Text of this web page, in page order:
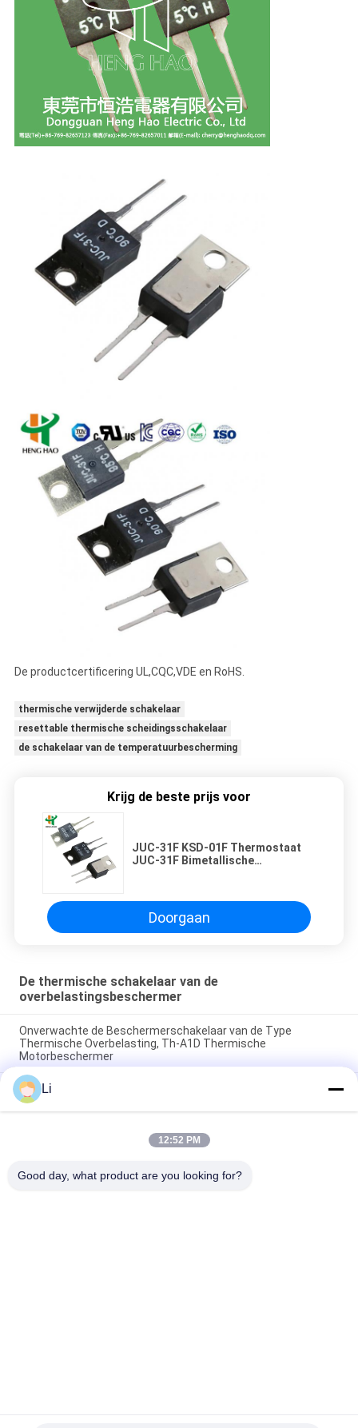
De productcertificering UL,CQC,VDE en RoHS.
thermische verwijderde schakelaar
resettable thermische scheidingsschakelaar
de schakelaar van de temperatuurbescherming
Krijg de beste prijs voor
JUC-31F KSD-01F Thermostaat
JUC-31F Bimetallische
Doorgaan
De thermische schakelaar van de
overbelastingsbeschermer
Onverwachte de Beschermerschakelaar van de Type
Thermische Overbelasting, Th-A1D Thermische
Motorbeschermer
Schakelaar normaal Open Type van de plastic Geval
Thermisch Bescherming voor Verlichtingsinrichtingen
De hoge Gevoelige Thermische Beschermers van de de
Schakelaar Resettable Thermische Zekering van de
Li
12:52 PM
Good day, what product are you looking for?